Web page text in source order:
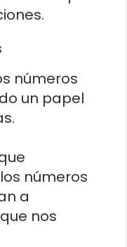
números
un papel
números
a
nos